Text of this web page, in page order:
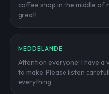
coffee shop in the middle of
great!
MEDDELANDE
Attention everyone! I have a
to make. Please listen
everything.